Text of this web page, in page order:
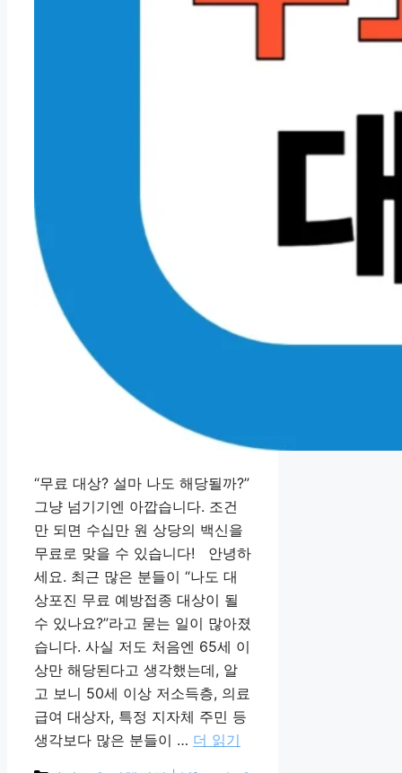
“무료 대상? 설마 나도 해당될까?”
그냥 넘기기엔 아깝습니다. 조건
만 되면 수십만 원 상당의 백신을
무료로 맞을 수 있습니다! 안녕하
세요. 최근 많은 분들이 “나도 대
상포진 무료 예방접종 대상이 될
수 있나요?”라고 묻는 일이 많아졌
습니다. 사실 저도 처음엔 65세 이
상만 해당된다고 생각했는데, 알
고 보니 50세 이상 저소득층, 의료
급여 대상자, 특정 지자체 주민 등
생각보다 많은 분들이 … 더 읽기